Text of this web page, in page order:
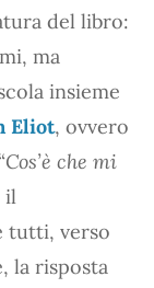
del libro:
ma
insieme
Eliot, ovvero
Cos’è che mi
il
tutti, verso
la risposta